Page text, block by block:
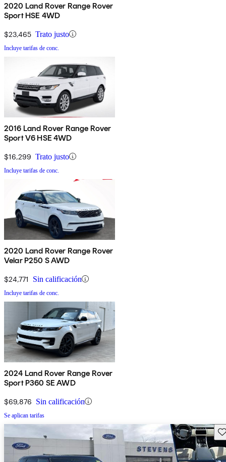
2020 Land Rover Range Rover
Sport HSE 4WD
$23,465 Trato justo
Incluye tarifas de conc.
2016 Land Rover Range Rover
Sport V6 HSE 4WD
$16,299 Trato justo
Incluye tarifas de conc.
2020 Land Rover Range Rover
Velar P250 S AWD
$24,771 Sin calificación
Incluye tarifas de conc.
2024 Land Rover Range Rover
Sport P360 SE AWD
$69,876 Sin calificación
Se aplican tarifas